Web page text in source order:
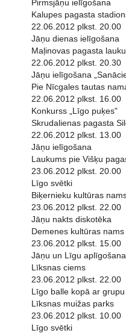
Pirmsjāņu ielīgošana
Kalupes pagasta
22.06.2012 plkst. 20.00
Jāņu dienas ielīgošana
Maļinovas pagasta
22.06.2012 plkst. 20.30
Jāņu ielīgošana
Pie Nīcgales tautas
22.06.2012 plkst. 16.00
Konkurss „Līgo puķes"
Skrudalienas pagasta
22.06.2012 plkst. 13.00
Jāņu ielīgošana
Laukums pie Višķu
23.06.2012 plkst. 20.00
Līgo svētki
Biķernieku kultūras
23.06.2012 plkst. 22.00
Jāņu nakts diskotēka
Demenes kultūras nams
23.06.2012 plkst. 15.00
Jāņu un Līgu
Līksnas ciems
23.06.2012 plkst. 22.00
Līgo balle kopā ar grupu
Līksnas muižas parks
23.06.2012 plkst. 10.00
Līgo svētki